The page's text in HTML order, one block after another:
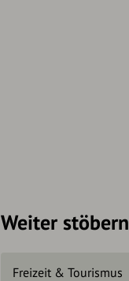
Weiter stöbern
Freizeit & Tourismus